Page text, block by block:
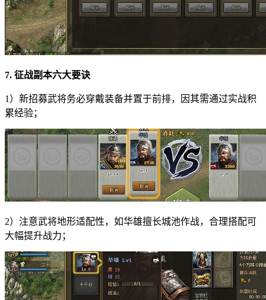
7. 征战副本六大要诀
1）新招募武将务必穿戴装备并置于前排，因其需通过实战积
累经验；
2）注意武将地形适配性，如华雄擅长城池作战，合理搭配可
大幅提升战力；